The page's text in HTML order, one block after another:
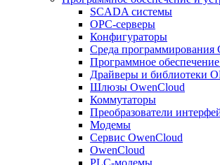
SCADA системы
OPC-серверы
Конфигураторы
Среда программирования
Программное
Драйверы и библиотеки
Шлюзы OwenCloud
Коммутаторы
Преобразователи
Модемы
Сервис OwenCloud
OwenCloud
PLC-модемы